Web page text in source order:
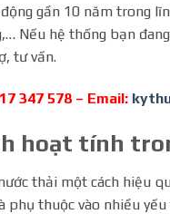
gần 10 năm trong
Nếu hệ thống bạn
tư vấn.
347 578 – Email:
hoạt tính
thải một cách hiệu
phụ thuộc vào nhiều